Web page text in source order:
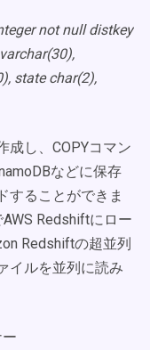
not null distkey
state char(2),
成し、COPYコマン
などに保存
することができま
Redshiftにロー
Redshiftの超並列
イルを並列に読み